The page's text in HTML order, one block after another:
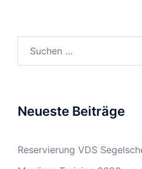
Neueste Beiträge
Reservierung VDS